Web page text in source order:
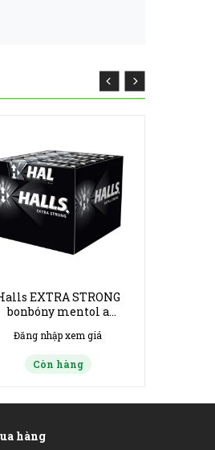
EXTRA STRONG
bonbóny mentol a
33,5g
Đăng nhập xem giá
Còn hàng
hàng